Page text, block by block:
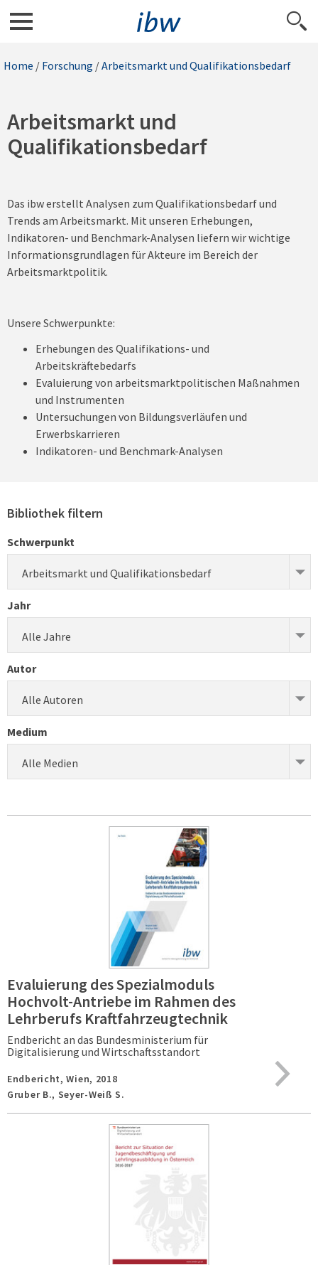
Home / Forschung /Arbeitsmarkt und Qualifikationsbedarf
Arbeitsmarkt und
Qualifikationsbedarf
Das ibw erstellt Analysen zum Qualifikationsbedarf und
Trends am Arbeitsmarkt. Mit unseren Erhebungen,
Indikatoren- und Benchmark-Analysen liefern wir wichtige
Informationsgrundlagen für Akteure im Bereich der
Arbeitsmarktpolitik.
Unsere Schwerpunkte:
Erhebungen des Qualifikations- und
Arbeitskräftebedarfs
Evaluierung von arbeitsmarktpolitischen Maßnahmen
und Instrumenten
Untersuchungen von Bildungsverläufen und
Erwerbskarrieren
Indikatoren- und Benchmark-Analysen
Bibliothek filtern
Schwerpunkt
Arbeitsmarkt und Qualifikationsbedarf
Jahr
Alle Jahre
Autor
Alle Autoren
Medium
Alle Medien
Evaluierung des Spezialmoduls
Hochvolt-Antriebe im Rahmen des
Lehrberufs Kraftfahrzeugtechnik
Endbericht an das Bundesministerium für
Digitalisierung und Wirtschaftsstandort
Endbericht,Wien, 2018
Gruber B., Seyer-Weiß S.